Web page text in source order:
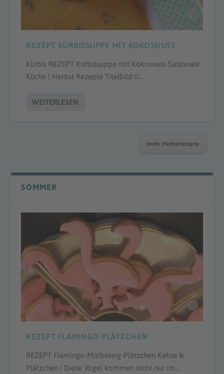
REZEPT KÜRBISSUPPE MIT KOKOSNUSS
Kürbis REZEPT Kürbissuppe mit Kokosnuss Saisonale
Küche | Herbst Rezepte Titelbild ©...
WEITERLESEN
mehr Herbstrezepte
SOMMER
REZEPT FLAMINGO PLÄTZCHEN
REZEPT Flamingo-Mürbeteig-Plätzchen Kekse &
Plätzchen | Diese Vögel kommen nicht nur im...